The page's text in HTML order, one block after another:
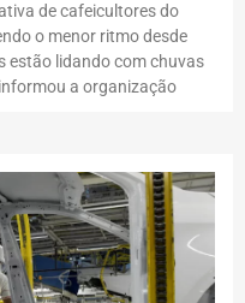
de cafeicultores do
o menor ritmo desde
estão lidando com chuvas
a organização